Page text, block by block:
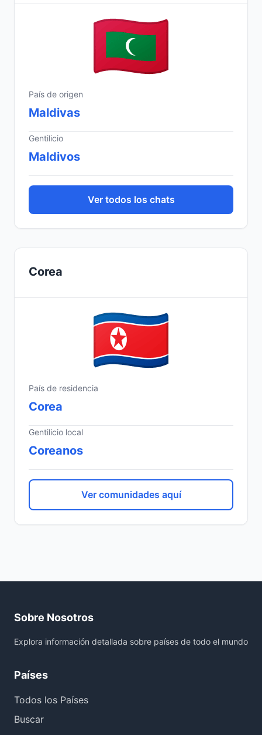
País de origen
Maldivas
Gentilicio
Maldivos
Ver todos los chats
Corea
País de residencia
Corea
Gentilicio local
Coreanos
Ver comunidades aquí
Sobre Nosotros
Explora información detallada sobre países de todo el mundo
Países
Todos los Países
Buscar